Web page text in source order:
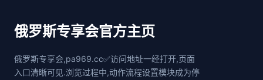
俄罗斯专享会官方主页
俄罗斯专享会,pa969.cc✅访问地址一经打开,页面
入口清晰可见.浏览过程中,动作流程设置模块成为停